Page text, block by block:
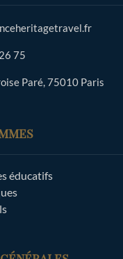
75
Paré, 75010 Paris
éducatifs